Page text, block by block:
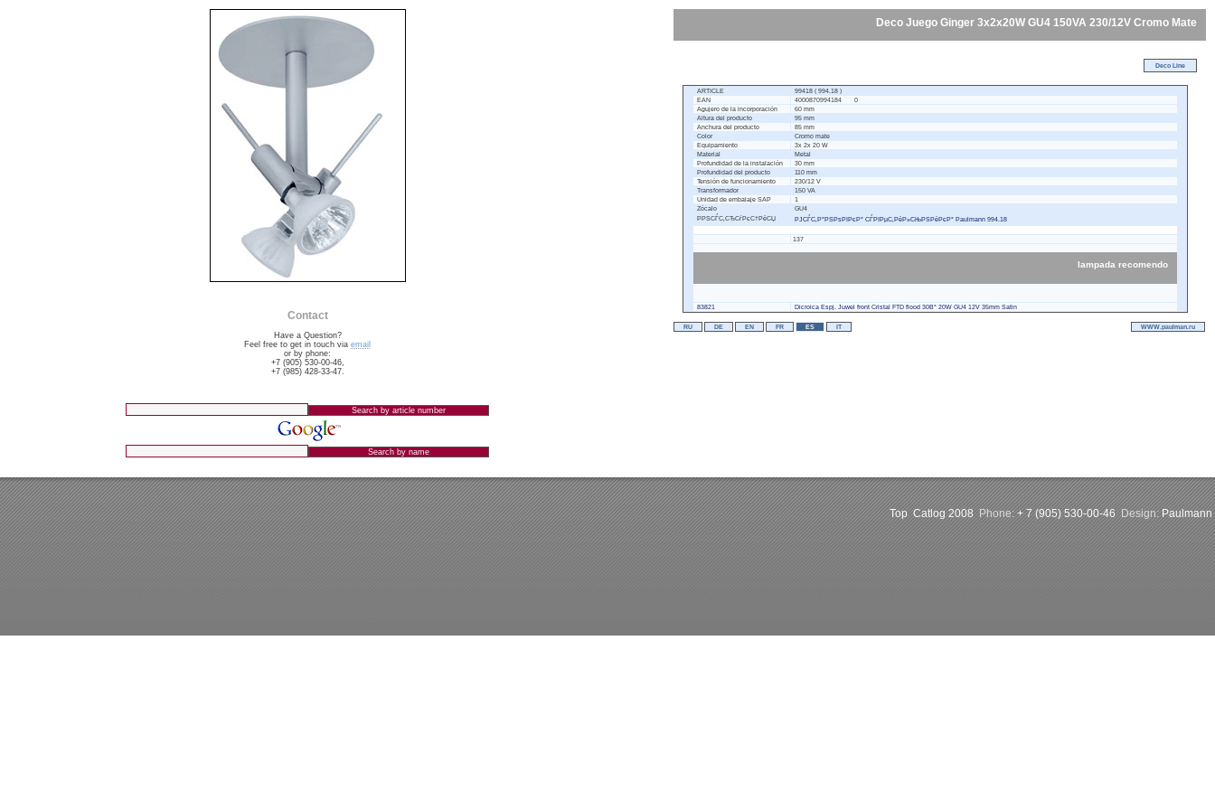
Contact
Have a Question?
Feel free to get in touch via email
or by phone:
+7 (905) 530-00-46,
+7 (985) 428-33-47.
Deco Juego Ginger 3x2x20W GU4 150VA 230/12V Cromo Mate
Deco Line
ARTICLE
99418 ( 994.18 )
EAN
4000870994184 0
Agujero de la incorporación
60 mm
Altura del producto
95 mm
Anchura del producto
85 mm
Color
Cromo mate
Equipamiento
3x 2x 20 W
Material
Metal
Profundidad de la instalación
30 mm
Profundidad del producto
110 mm
Tensión de funcionamiento
230/12 V
Transformador
150 VA
Unidad de embalaje SAP
1
Zócalo
GU4
РРЅСЃС‚СЂСѓРєС†РёСЏ
РЈСЃС‚Р°РЅРѕРІРєР° СЃРІРµС‚РёР»СЊРЅРёРєР° Paulmann 994.18
137
lampada recomendo
83821 Dicroica Espj. Juwel front Cristal FTD flood 30В° 20W GU4 12V 35mm Satin
RU DE EN FR ES IT WWW.paulman.ru
Top Catlog 2008 Phone:+ 7 (905) 530-00-46 Design:Paulmann